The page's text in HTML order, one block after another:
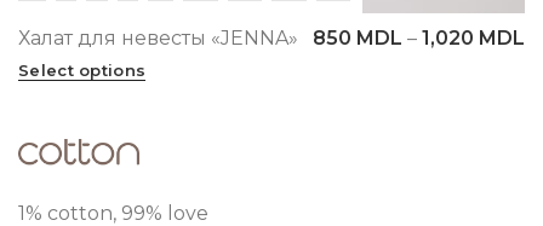
для невесты «JENNA» 850MDL–1,020 MDL
options
Халат
1% cotton, 99% love